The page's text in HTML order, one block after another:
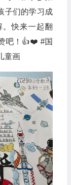
子们的学习成
快来一起翻
吧！👍❤️ #国
童画